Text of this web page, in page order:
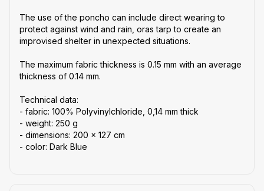
The use of the poncho can include direct wearing to
protect against wind and rain, oras tarp to create an
improvised shelter in unexpected situations.
The maximum fabric thickness is 0.15 mm with an average
thickness of 0.14 mm.
Technical data:
- fabric: 100% Polyvinylchloride, 0,14 mm thick
- weight: 250 g
- dimensions: 200 x 127 cm
- color: Dark Blue